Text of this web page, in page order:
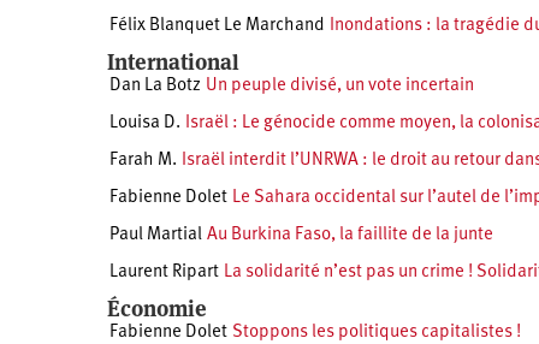
Félix Blanquet Le Marchand Inondations : la tragédie
International
Dan La Botz Un peuple divisé, un vote incertain
Louisa D. Israël : Le génocide comme moyen, la
Farah M. Israël interdit l’UNRWA : le droit au retour
Fabienne Dolet Le Sahara occidental sur l’autel de
Paul Martial Au Burkina Faso, la faillite de la junte
Laurent Ripart La solidarité n’est pas un crime !
Économie
Fabienne Dolet Stoppons les politiques capitalistes !